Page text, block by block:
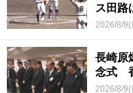
ス田路
2026/8/9(
長崎原
念式
2026/8/9(